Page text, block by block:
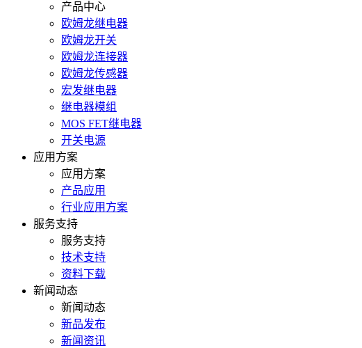
产品中心
欧姆龙继电器
欧姆龙开关
欧姆龙连接器
欧姆龙传感器
宏发继电器
继电器模组
MOS FET继电器
开关电源
应用方案
应用方案
产品应用
行业应用方案
服务支持
服务支持
技术支持
资料下载
新闻动态
新闻动态
新品发布
新闻资讯